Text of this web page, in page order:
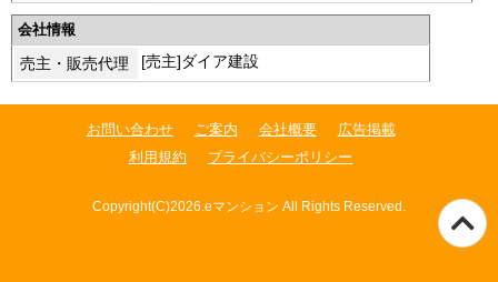
会社情報
売主・販売代理 [売主]ダイア建設
お問い合わせ ご案内 会社概要
広告掲載
利用規約
プライバシーポリシー
Copyright(C)2026.eマンション All Rights Reserved.